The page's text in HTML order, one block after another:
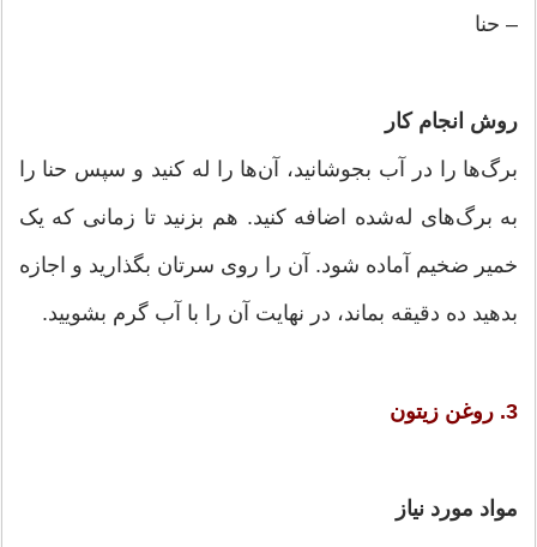
– حنا
روش انجام کار
برگ‌ها را در آب بجوشانید، آن‌ها را له کنید و سپس حنا را
به برگ‌های له‌شده اضافه کنید. هم بزنید تا زمانی که یک
خمیر ضخیم آماده شود. آن را روی سرتان بگذارید و اجازه
بدهید ده دقیقه بماند، در نهایت آن را با آب گرم بشویید.
3. روغن زیتون
مواد مورد نیاز